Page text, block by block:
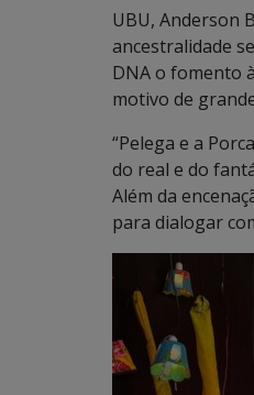
UBU, Anderson
ancestralidade
DNA o fomento
motivo de
“Pelega e a
do real e do
Além da
para dialogar